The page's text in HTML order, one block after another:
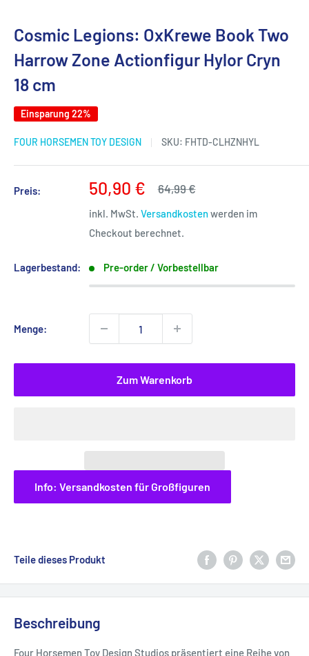
Cosmic Legions: OxKrewe Book Two
Harrow Zone Actionfigur Hylor Cryn
18 cm
Einsparung 22%
FOUR HORSEMEN TOY DESIGN SKU: FHTD-CLHZNHYL
Preis: Sonderpreis
50,90 € Normalpreis
64,99 €
inkl. MwSt. Versandkostenwerden im
Checkout berechnet.
Lagerbestand: Pre-order / Vorbestellbar
Menge:
Zum Warenkorb
Info: Versandkosten für Großfiguren
Teile dieses Produkt
Beschreibung
Four Horsemen Toy Design Studios präsentiert eine Reihe von